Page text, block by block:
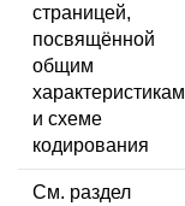
страницей,
посвящённой
общим
характеристикам
и схеме
кодирования
См. раздел